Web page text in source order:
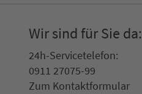
Wir sind für Sie da:
24h-Ser­vice­te­le­fon:
0911 27075-99
Zum Kon­taktformular